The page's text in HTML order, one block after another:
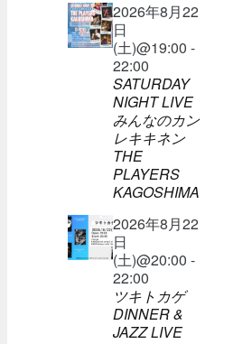
2026年8月22
日
(土)@19:00 -
22:00
SATURDAY
NIGHT LIVE
みんなのカン
レキキネン
THE
PLAYERS
KAGOSHIMA
2026年8月22
日
(土)@20:00 -
22:00
ツキトカゲ
DINNER &
JAZZ LIVE